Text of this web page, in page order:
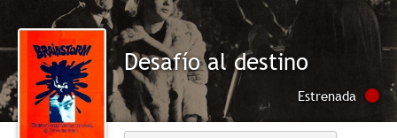
Desafío al destino
Estrenada